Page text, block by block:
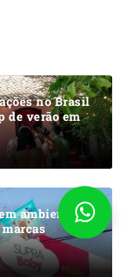
no Brasil
de verão em
ambiente